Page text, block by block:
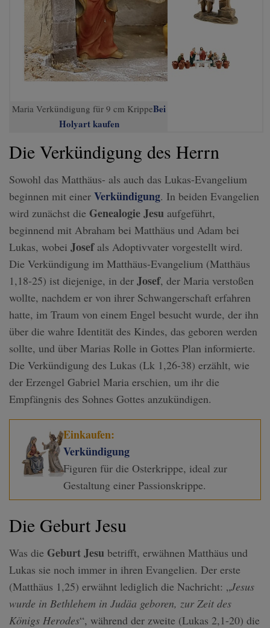
Maria Verkündigung für 9 cm KrippeBei
Holyart kaufen
Die Verkündigung des Herrn
Sowohl das Matthäus- als auch das Lukas-Evangelium
beginnen mit einer Verkündigung. In beiden Evangelien
wird zunächst die Genealogie Jesu aufgeführt,
beginnend mit Abraham bei Matthäus und Adam bei
Lukas, wobei Josefals Adoptivvater vorgestellt wird.
Die Verkündigung im Matthäus-Evangelium (Matthäus
1,18-25) ist diejenige, in der Josef, der Maria verstoßen
wollte, nachdem er von ihrer Schwangerschaft erfahren
hatte, im Traum von einem Engel besucht wurde, der ihn
über die wahre Identität des Kindes, das geboren werden
sollte, und über Marias Rolle in Gottes Plan informierte.
Die Verkündigung des Lukas (Lk 1,26-38) erzählt, wie
der Erzengel Gabriel Maria erschien, um ihr die
Empfängnis des Sohnes Gottes anzukündigen.
Einkaufen:
Verkündigung
Figuren für die Osterkrippe, ideal zur
Gestaltung einer Passionskrippe.
Die Geburt Jesu
Was die Geburt Jesu betrifft, erwähnen Matthäus und
Lukas sie noch immer in ihren Evangelien. Der erste
(Matthäus 1,25) erwähnt lediglich die Nachricht: „Jesus
wurde in Bethlehem in Judäa geboren, zur Zeit des
Königs Herodes“, während der zweite (Lukas 2,1-20) die